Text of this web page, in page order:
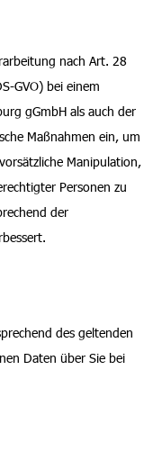
nach Art. 28
GVO) bei einem
gGmbH als auch der
Maßnahmen ein, um
Manipulation,
Personen zu
der
des geltenden
Daten über Sie bei